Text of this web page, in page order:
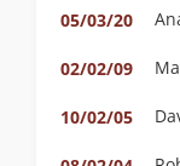
05/03/20
02/02/09
10/02/05